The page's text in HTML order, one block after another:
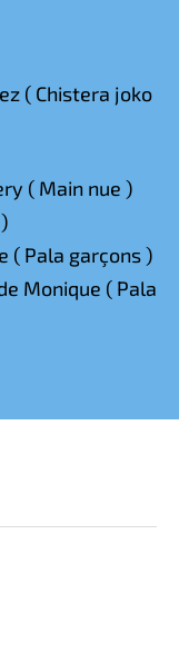
( Chistera joko
( Main nue )
( Pala garçons )
Monique ( Pala